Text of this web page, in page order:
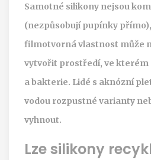
Samotné silikony nejsou
(nezpůsobují pupínky
filmotvorná vlastnost může
vytvořit prostředí, ve kterém
a bakterie. Lidé s aknózní
vodou rozpustné varianty
vyhnout.
Lze silikony